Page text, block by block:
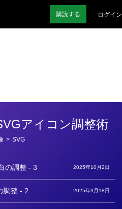
購読する ログイン
アイコン調整術
> SVG
の調整 - 3 2025年10月2日
調整 - 2 2025年9月18日